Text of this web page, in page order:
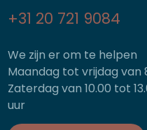
+31 20 721 9084
We zijn er om te helpen
Maandag tot vrijdag van
Zaterdag van 10.00 tot
uur